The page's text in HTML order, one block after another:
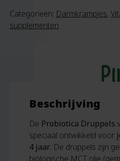
Categorieën: Darmkrampjes,
supplementen
Beschrijving
De Probiotica Druppels
speciaal ontwikkeld voor
4 jaar. De druppels zijn
biologische MCT olie